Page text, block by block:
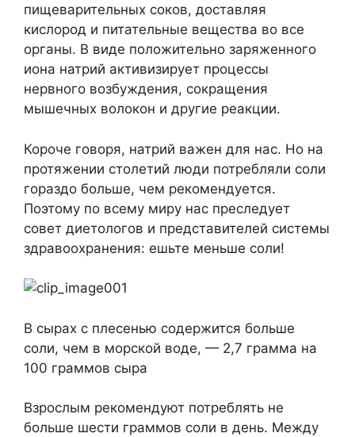
пищеварительных соков, доставляя
кислород и питательные вещества во все
органы. В виде положительно заряженного
иона натрий активизирует процессы
нервного возбуждения, сокращения
мышечных волокон и другие реакции.
Короче говоря, натрий важен для нас. Но на
протяжении столетий люди потребляли соли
гораздо больше, чем рекомендуется.
Поэтому по всему миру нас преследует
совет диетологов и представителей системы
здравоохранения: ешьте меньше соли!
В сырах с плесенью содержится больше
соли, чем в морской воде, — 2,7 грамма на
100 граммов сыра
Взрослым рекомендуют потреблять не
больше шести граммов соли в день. Между